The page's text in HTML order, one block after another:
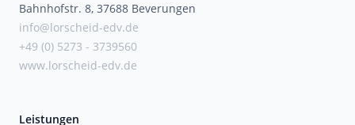
Bahnhofstr. 8, 37688 Beverungen
info@lorscheid-edv.de
+49 (0) 5273 - 3739560
www.lorscheid-edv.de
Leistungen